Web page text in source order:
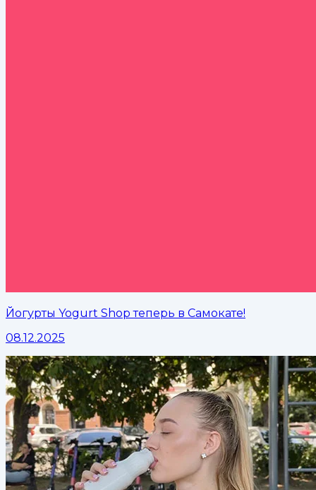
Йогурты Yogurt Shop теперь в Самокате!
08.12.2025